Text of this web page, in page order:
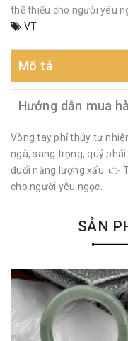
thể thiếu cho người yêu
VT
Mô tả
Hướng dẫn mua
Vòng tay phỉ thúy tự
ngà, sang trọng, quý
đuổi năng lượng xấu. 👉
cho người yêu ngọc.
SẢN